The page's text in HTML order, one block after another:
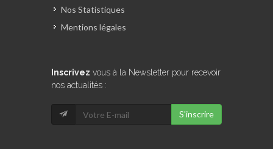
Nos Statistiques
Mentions légales
Inscrivez vous à la Newsletter pour recevoir
nos actualités :
S'inscrire